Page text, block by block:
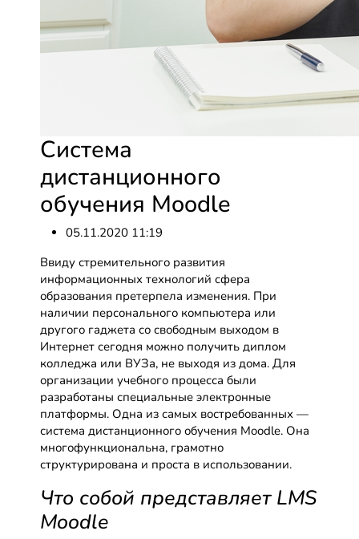
Система
дистанционного
обучения Moodle
05.11.2020 11:19
Ввиду стремительного развития
информационных технологий сфера
образования претерпела изменения. При
наличии персонального компьютера или
другого гаджета со свободным выходом в
Интернет сегодня можно получить диплом
колледжа или ВУЗа, не выходя из дома. Для
организации учебного процесса были
разработаны специальные электронные
платформы. Одна из самых востребованных —
система дистанционного обучения Moodle. Она
многофункциональна, грамотно
структурирована и проста в использовании.
Что собой представляет LMS
Moodle